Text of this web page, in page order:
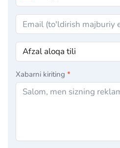
Xabarni kiriting *